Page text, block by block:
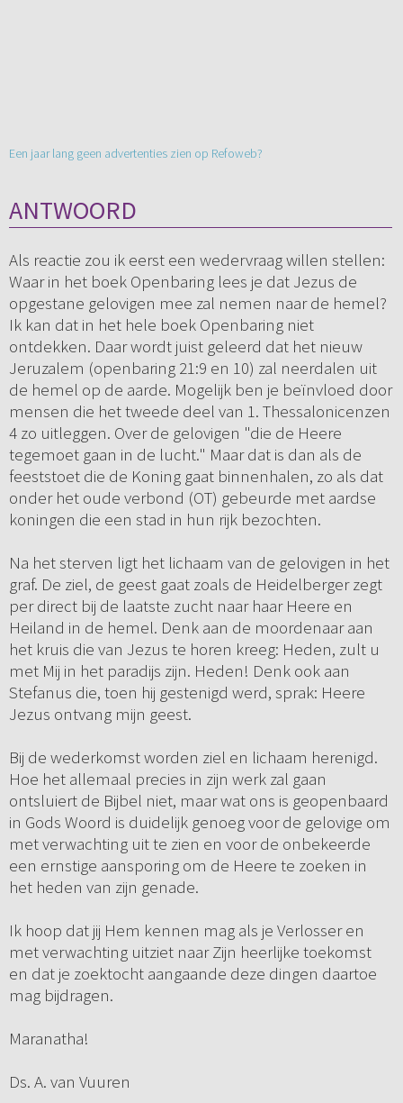
Een jaar lang geen advertenties zien op Refoweb?
ANTWOORD
Als reactie zou ik eerst een wedervraag willen stellen:
Waar in het boek Openbaring lees je dat Jezus de
opgestane gelovigen mee zal nemen naar de hemel?
Ik kan dat in het hele boek Openbaring niet
ontdekken. Daar wordt juist geleerd dat het nieuw
Jeruzalem (openbaring 21:9 en 10) zal neerdalen uit
de hemel op de aarde. Mogelijk ben je beïnvloed door
mensen die het tweede deel van 1. Thessalonicenzen
4 zo uitleggen. Over de gelovigen "die de Heere
tegemoet gaan in de lucht." Maar dat is dan als de
feeststoet die de Koning gaat binnenhalen, zo als dat
onder het oude verbond (OT) gebeurde met aardse
koningen die een stad in hun rijk bezochten.
Na het sterven ligt het lichaam van de gelovigen in het
graf. De ziel, de geest gaat zoals de Heidelberger zegt
per direct bij de laatste zucht naar haar Heere en
Heiland in de hemel. Denk aan de moordenaar aan
het kruis die van Jezus te horen kreeg: Heden, zult u
met Mij in het paradijs zijn. Heden! Denk ook aan
Stefanus die, toen hij gestenigd werd, sprak: Heere
Jezus ontvang mijn geest.
Bij de wederkomst worden ziel en lichaam herenigd.
Hoe het allemaal precies in zijn werk zal gaan
ontsluiert de Bijbel niet, maar wat ons is geopenbaard
in Gods Woord is duidelijk genoeg voor de gelovige om
met verwachting uit te zien en voor de onbekeerde
een ernstige aansporing om de Heere te zoeken in
het heden van zijn genade.
Ik hoop dat jij Hem kennen mag als je Verlosser en
met verwachting uitziet naar Zijn heerlijke toekomst
en dat je zoektocht aangaande deze dingen daartoe
mag bijdragen.
Maranatha!
Ds. A. van Vuuren